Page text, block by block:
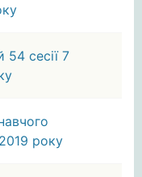
54 сесії 7
року